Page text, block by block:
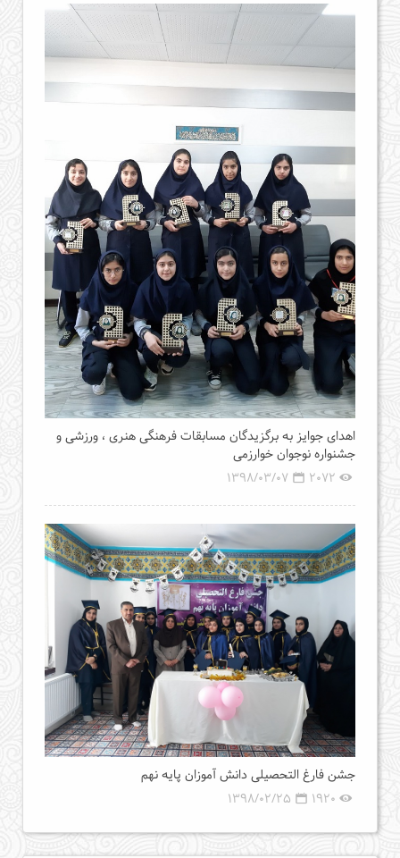
اهدای جوایز به برگزیدگان مسابقات فرهنگی هنری ، ورزشی و
جشنواره نوجوان خوارزمی
2072
1398/03/07
جشن فارغ التحصیلی دانش آموزان پایه نهم
1920
1398/02/25